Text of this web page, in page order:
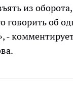
из
говорить об
-